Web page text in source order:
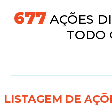
718AÇÕES
TODO
LISTAGEM DE